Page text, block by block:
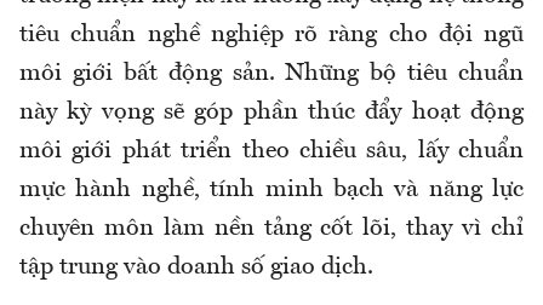
tiêu chuẩn nghề nghiệp rõ ràng cho đội ngũ
môi giới bất động sản. Những bộ tiêu chuẩn
này kỳ vọng sẽ góp phần thúc đẩy hoạt động
môi giới phát triển theo chiều sâu, lấy chuẩn
mực hành nghề, tính minh bạch và năng lực
chuyên môn làm nền tảng cốt lõi, thay vì chỉ
tập trung vào doanh số giao dịch.